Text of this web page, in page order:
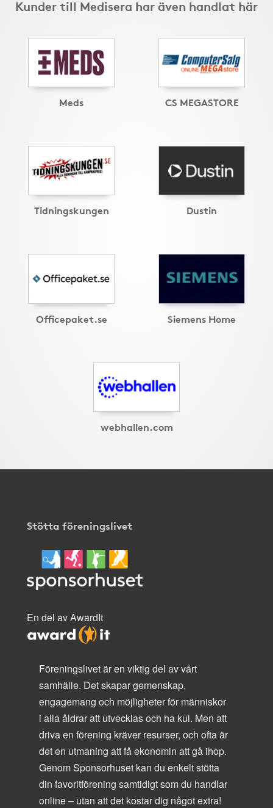
Kunder till Medisera har även handlat här
Meds CS MEGASTORE
Tidningskungen Dustin
Officepaket.se Siemens Home
webhallen.com
Stötta föreningslivet
En del av AwardIt
Föreningslivet är en viktig del av vårt
samhälle. Det skapar gemenskap,
engagemang och möjligheter för människor
i alla åldrar att utvecklas och ha kul. Men att
driva en förening kräver resurser, och ofta är
det en utmaning att få ekonomin att gå ihop.
Genom Sponsorhuset kan du enkelt stötta
din favoritförening samtidigt som du handlar
online – utan att det kostar dig något extra!